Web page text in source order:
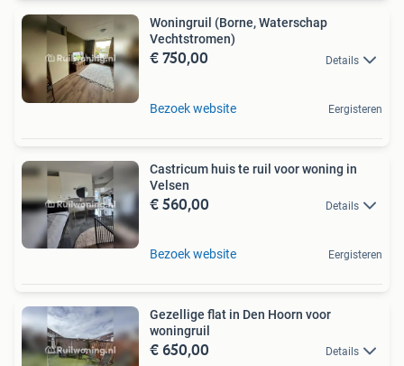
Woningruil (Borne, Waterschap
Vechtstromen)
€ 750,00 Details
Bezoek website Eergisteren
Castricum huis te ruil voor woning in
Velsen
€ 560,00 Details
Bezoek website Eergisteren
Gezellige flat in Den Hoorn voor
woningruil
€ 650,00 Details